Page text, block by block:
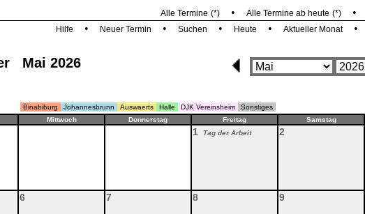
Alle Termine (*)• Alle Termine ab heute (*)•
Hilfe
• Neuer Termin • Suchen • Heute • Aktueller Monat•
Mai 2026
Binabiburg Johannesbrunn Auswaerts Halle DJK Vereinsheim
Sonstiges
Mittwoch Donnerstag Freitag Samstag
1 Tag der Arbeit 2
6 7 8 9